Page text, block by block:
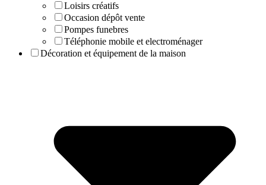
Loisirs créatifs
Occasion dépôt vente
Pompes funebres
Téléphonie mobile et electroménager
Décoration et équipement de la maison